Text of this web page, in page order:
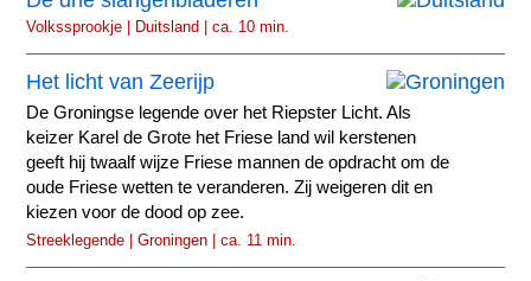
Volkssprookje | Duitsland | ca. 10 min.
Het licht van Zeerijp
De Groningse legende over het Riepster Licht. Als
keizer Karel de Grote het Friese land wil kerstenen
geeft hij twaalf wijze Friese mannen de opdracht om de
oude Friese wetten te veranderen. Zij weigeren dit en
kiezen voor de dood op zee.
Streeklegende | Groningen | ca. 11 min.